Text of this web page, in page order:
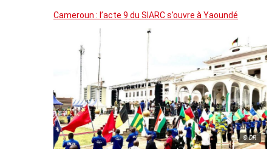
Cameroun : l’acte 9 du SIARC s’ouvre à Yaoundé
© DR